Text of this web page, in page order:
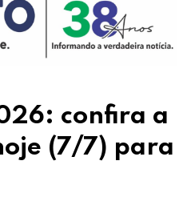
confira a
(7/7) para